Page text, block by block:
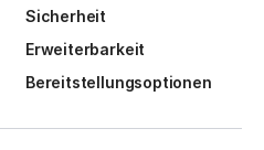
Sicherheit
Erweiterbarkeit
Bereitstellungsoptionen